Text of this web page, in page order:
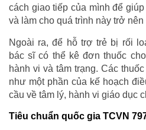
cách giao tiếp của mình để
và làm cho quá trình này trở
Ngoài ra, để hỗ trợ trẻ bị rối
bác sĩ có thể kê đơn thuốc
hành vi và tâm trạng. Các
như một phần của kế hoạch
cầu về tâm lý, hành vi giáo dục
Tiêu chuẩn quốc gia TCVN